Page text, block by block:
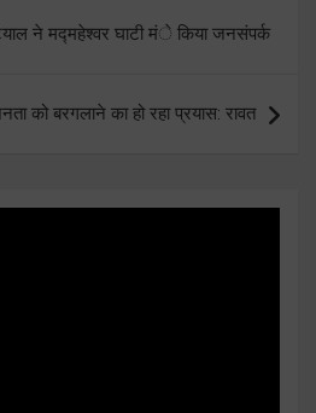
ने मद्महेश्वर घाटी मंे किया जनसंपर्क
को बरगलाने का हो रहा प्रयास: रावत